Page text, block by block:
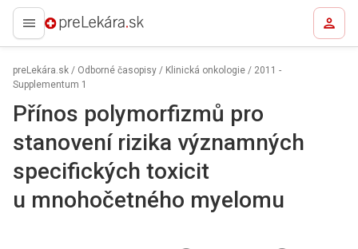
preLekára.sk
preLekára.sk / Odborné časopisy / Klinická onkologie / 2011 -
Supplementum 1
Přínos polymorfizmů pro
stanovení rizika významných
specifických toxicit
u mnohočetného myelomu